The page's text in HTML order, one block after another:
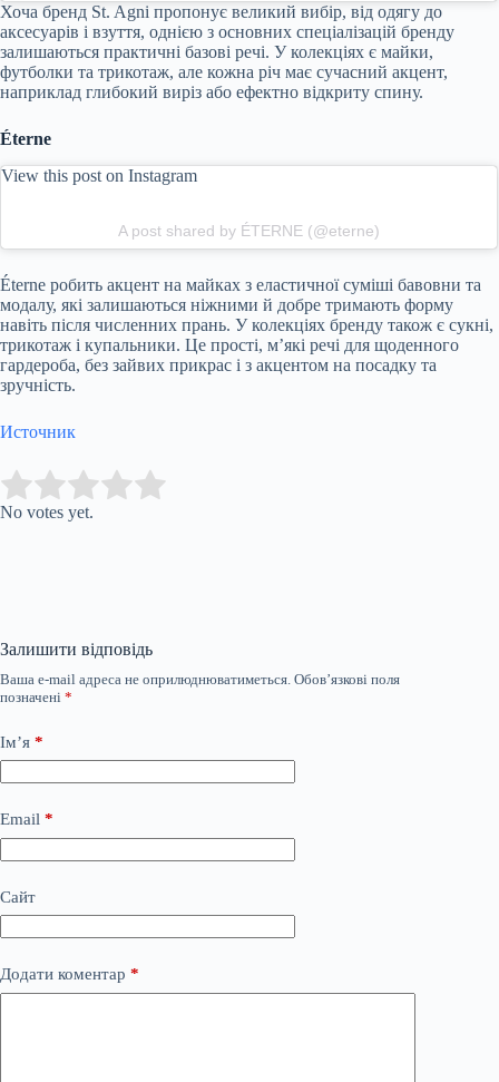
Хоча бренд St. Agni пропонує великий вибір, від одягу до
аксесуарів і взуття, однією з основних спеціалізацій бренду
залишаються практичні базові речі. У колекціях є майки,
футболки та трикотаж, але кожна річ має сучасний акцент,
наприклад глибокий виріз або ефектно відкриту спину.
Éterne
View this post on Instagram
A post shared by ÉTERNE (@eterne)
Éterne робить акцент на майках з еластичної суміші бавовни та
модалу, які залишаються ніжними й добре тримають форму
навіть після численних прань. У колекціях бренду також є сукні,
трикотаж і купальники. Це прості, м’які речі для щоденного
гардероба, без зайвих прикрас і з акцентом на посадку та
зручність.
Источник
Rate this item:
No votes yet.
Залишити відповідь
Ваша e-mail адреса не оприлюднюватиметься. Обов’язкові поля
позначені *
Ім’я *
Email *
Сайт
Додати коментар *